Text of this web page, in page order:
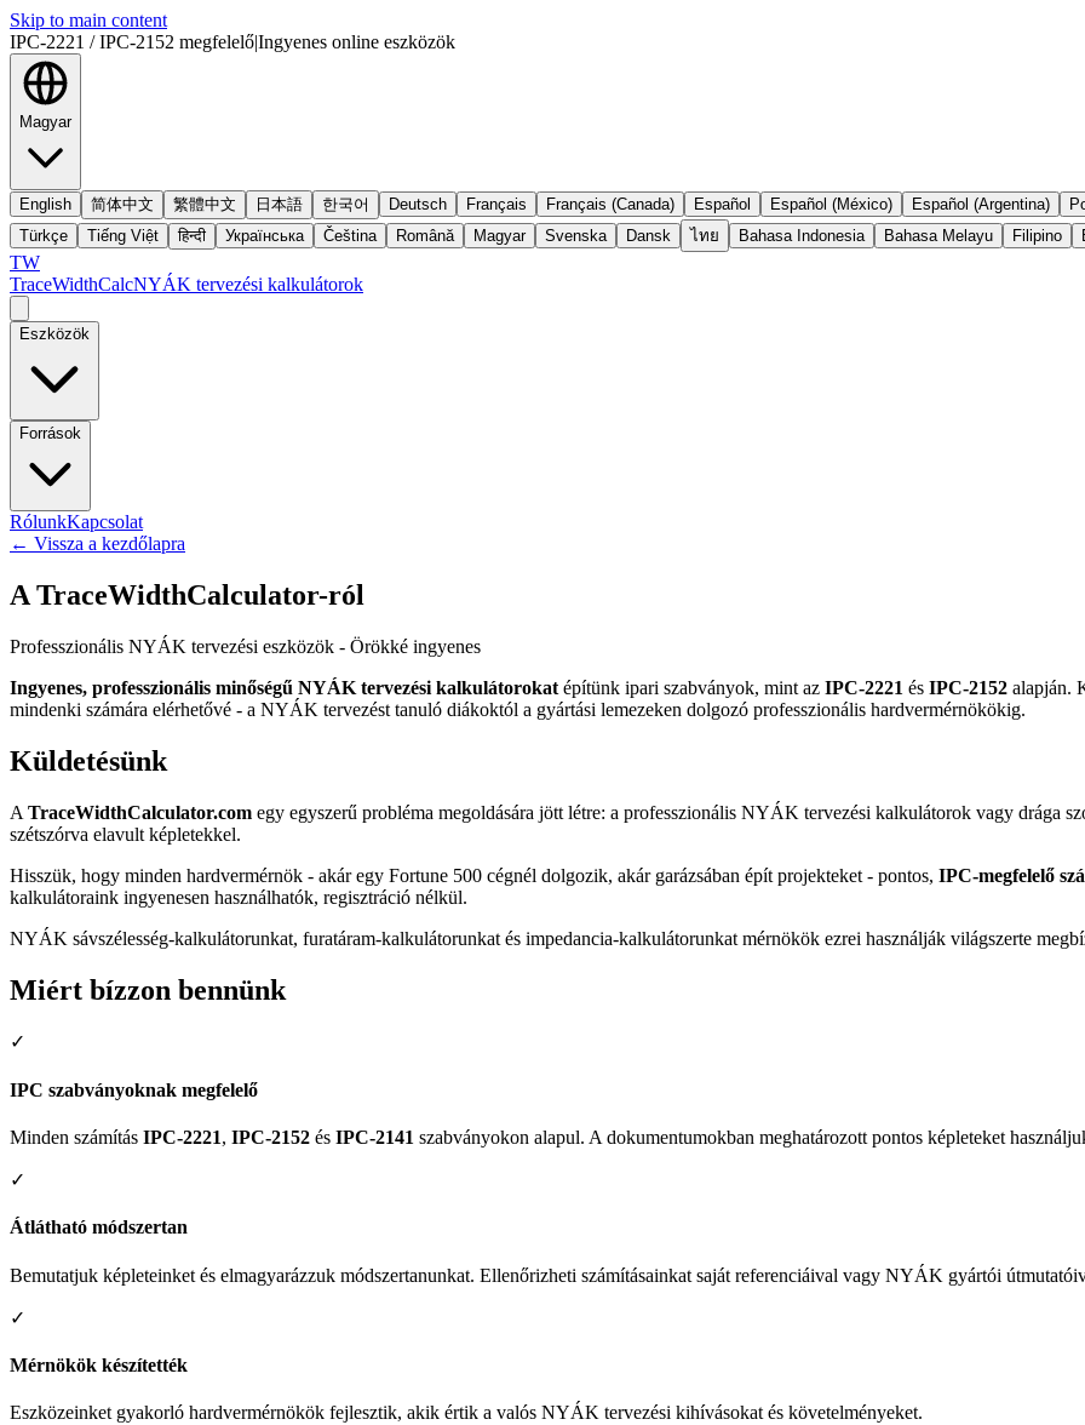
Skip to main content
IPC-2221 / IPC-2152 megfelelő|Ingyenes online eszközök
Magyar
English 简体中文 繁體中文 日本語 한국어 Deutsch Français Français (Canada) Español Español (México) Español (Argentina)
Türkçe
Tiếng Việt हिन्दी Українська Čeština Română Magyar Svenska Dansk ไทย Bahasa Indonesia Bahasa Melayu Filipino
TW
TraceWidthCalcNYÁK tervezési kalkulátorok
Eszközök
Források
RólunkKapcsolat
← Vissza a kezdőlapra
A TraceWidthCalculator-ról
Professzionális NYÁK tervezési eszközök - Örökké ingyenes
Ingyenes, professzionális minőségű NYÁK tervezési kalkulátorokat építünk ipari szabványok, mint az IPC-2221 és IPC-2152 alapján.
mindenki számára elérhetővé - a NYÁK tervezést tanuló diákoktól a gyártási lemezeken dolgozó professzionális hardvermérnökökig.
Küldetésünk
A TraceWidthCalculator.com egy egyszerű probléma megoldására jött létre: a professzionális NYÁK tervezési kalkulátorok vagy drága
szétszórva elavult képletekkel.
Hisszük, hogy minden hardvermérnök - akár egy Fortune 500 cégnél dolgozik, akár garázsában épít projekteket - pontos, IPC-megfelelő
kalkulátoraink ingyenesen használhatók, regisztráció nélkül.
NYÁK sávszélesség-kalkulátorunkat, furatáram-kalkulátorunkat és impedancia-kalkulátorunkat mérnökök ezrei használják világszerte
Miért bízzon bennünk
✓
IPC szabványoknak megfelelő
Minden számítás IPC-2221, IPC-2152 és IPC-2141 szabványokon alapul. A dokumentumokban meghatározott pontos képleteket
✓
Átlátható módszertan
Bemutatjuk képleteinket és elmagyarázzuk módszertanunkat. Ellenőrizheti számításainkat saját referenciáival vagy NYÁK gyártói
✓
Mérnökök készítették
Eszközeinket gyakorló hardvermérnökök fejlesztik, akik értik a valós NYÁK tervezési kihívásokat és követelményeket.